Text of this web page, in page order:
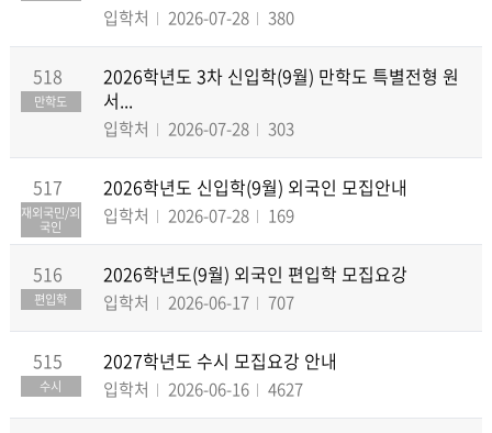
입학처 2026-07-28 380
518
만학도
2026학년도 3차 신입학(9월) 만학도 특별전형 원
서...
입학처 2026-07-28 303
517
재외국민/외
국인
2026학년도 신입학(9월) 외국인 모집안내
입학처 2026-07-28 169
516
편입학
2026학년도(9월) 외국인 편입학 모집요강
입학처 2026-06-17 707
515
수시
2027학년도 수시 모집요강 안내
입학처 2026-06-16 4627